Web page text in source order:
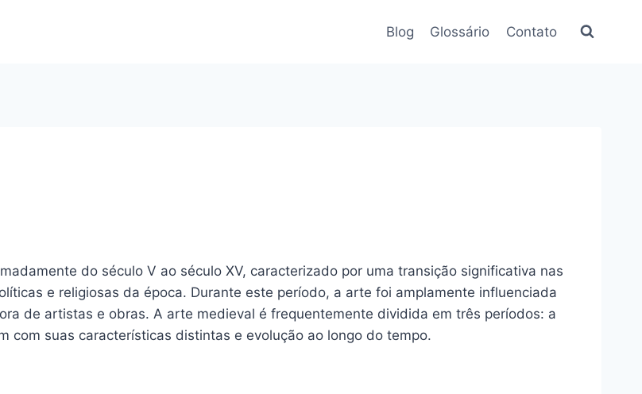
Blog Glossário Contato
do século V ao século XV, caracterizado por uma transição significativa nas
e religiosas da época. Durante este período, a arte foi amplamente influenciada
de artistas e obras. A arte medieval é frequentemente dividida em três períodos: a
com suas características distintas e evolução ao longo do tempo.